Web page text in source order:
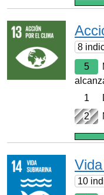
8
5
1
2
10